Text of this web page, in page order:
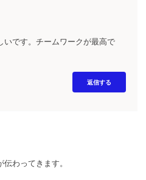
いです。チームワークが最高で
返信する
わってきます。